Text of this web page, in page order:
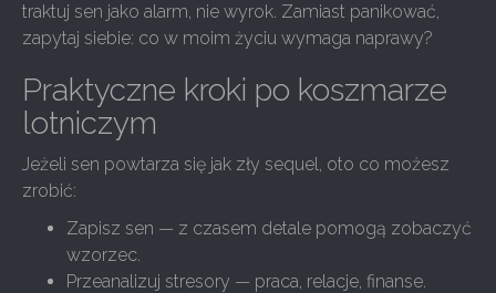
traktuj sen jako alarm, nie wyrok. Zamiast panikować,
zapytaj siebie: co w moim życiu wymaga naprawy?
Praktyczne kroki po koszmarze
lotniczym
Jeżeli sen powtarza się jak zły sequel, oto co możesz
zrobić:
Zapisz sen — z czasem detale pomogą zobaczyć
wzorzec.
Przeanalizuj stresory — praca, relacje, finanse.